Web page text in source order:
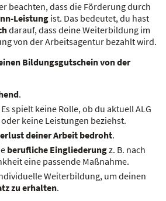
beachten, dass die Förderung durch
Leistung ist. Das bedeutet, du hast
darauf, dass deine Weiterbildung im
von der Arbeitsagentur bezahlt wird.
Bildungsgutschein von der
.
Es spielt keine Rolle, ob du aktuell ALG
keine Leistungen beziehst.
deiner Arbeit bedroht.
berufliche Eingliederungz. B. nach
eine passende Maßnahme.
Weiterbildung, um deinen
zu erhalten.